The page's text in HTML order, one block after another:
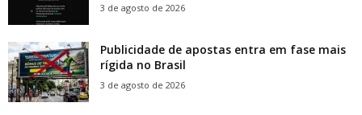
3 de agosto de 2026
Publicidade de apostas entra em fase mais
rígida no Brasil
3 de agosto de 2026